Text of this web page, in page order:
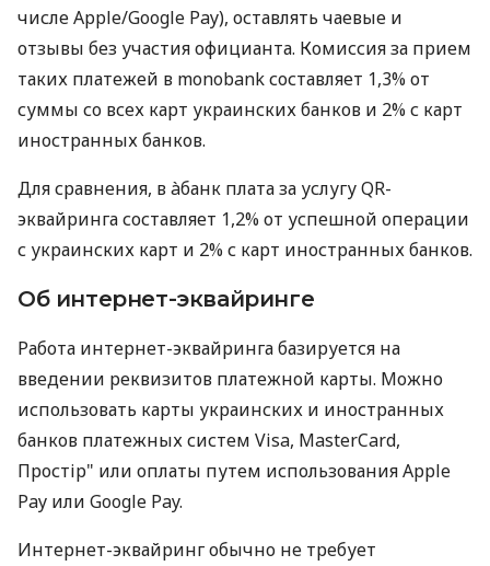
числе Apple/Google Pay), оставлять чаевые и
отзывы без участия официанта. Комиссия за прием
таких платежей в monobank составляет 1,3% от
суммы со всех карт украинских банков и 2% с карт
иностранных банков.
Для сравнения, в àбанк плата за услугу QR-
эквайринга составляет 1,2% от успешной операции
с украинских карт и 2% с карт иностранных банков.
Об интернет-эквайринге
Работа интернет-эквайринга базируется на
введении реквизитов платежной карты. Можно
использовать карты украинских и иностранных
банков платежных систем Visa, MasterCard,
Простір" или оплаты путем использования Apple
Pay или Google Pay.
Интернет-эквайринг обычно не требует